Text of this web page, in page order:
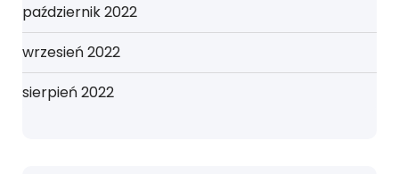
październik 2022
wrzesień 2022
sierpień 2022